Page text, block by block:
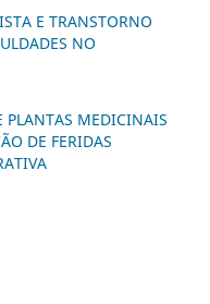
E TRANSTORNO
NO
PLANTAS MEDICINAIS
DE FERIDAS